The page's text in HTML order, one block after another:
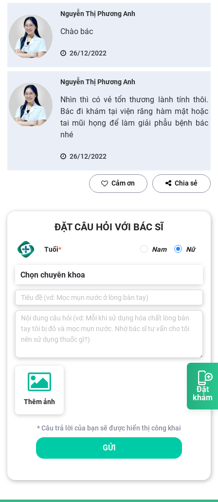
Đặt
khám
Nguyễn Thị Phương Anh
Chào bác
26/12/2022
Nguyễn Thị Phương Anh
Nhìn thì có vẻ tổn thương lành tính thôi.
Bác đi khám tại viện răng hàm mặt hoặc
tai mũi họng để làm giải phẫu bệnh bác
nhé
26/12/2022
Cảm ơn Chia sẻ
ĐẶT CÂU HỎI VỚI BÁC SĨ
Tuổi Nam Nữ
Chọn chuyên khoa
Thêm ảnh
* Câu trả lời của bạn sẽ được hiển thị công khai
GỬI